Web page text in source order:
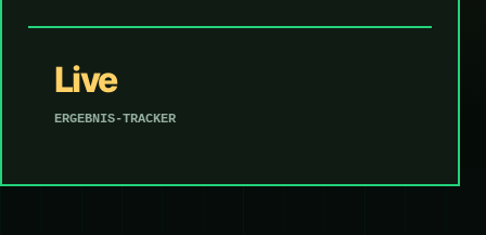
Live
ERGEBNIS-TRACKER